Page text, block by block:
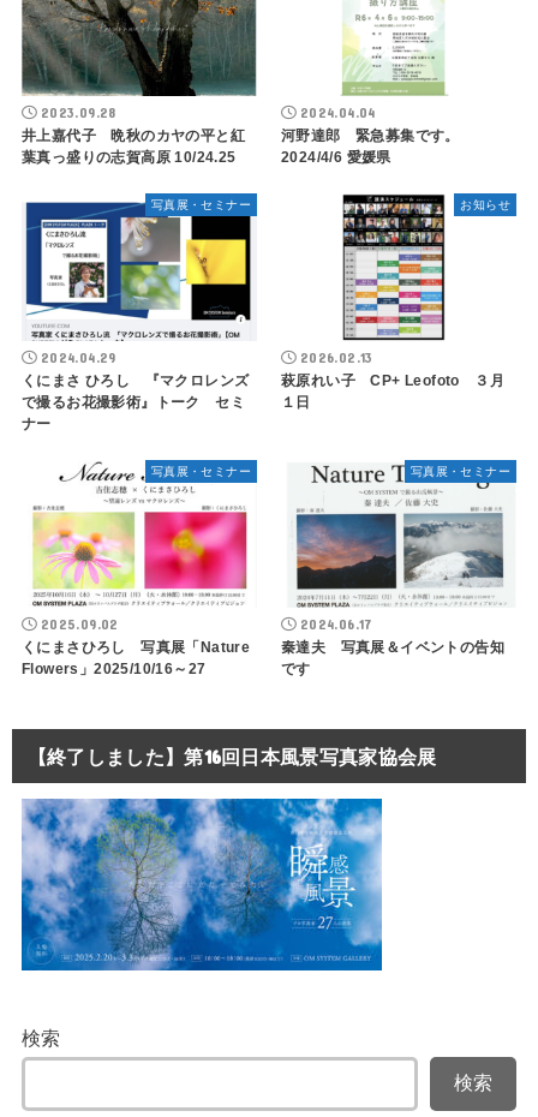
2023.09.28
井上嘉代子 晩秋のカヤの平と紅
葉真っ盛りの志賀高原 10/24.25
2024.04.04
河野達郎 緊急募集です。
2024/4/6 愛媛県
写真展・セミナー
2024.04.29
くにまさ ひろし 『マクロレンズ
で撮るお花撮影術』トーク セミ
ナー
お知らせ
2026.02.13
萩原れい子 CP+ Leofoto ３月
１日
写真展・セミナー
2025.09.02
くにまさひろし 写真展「Nature
Flowers」2025/10/16～27
写真展・セミナー
2024.06.17
秦達夫 写真展＆イベントの告知
です
【終了しました】第16回日本風景写真家協会展
検索
検索